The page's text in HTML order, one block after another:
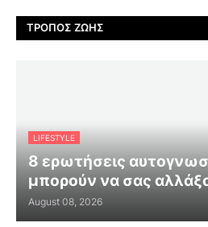
ΤΡΌΠΟΣ ΖΩΉΣ
LIFESTYLE
8 ερωτήσεις
μπορούν να σας
August 08, 2026